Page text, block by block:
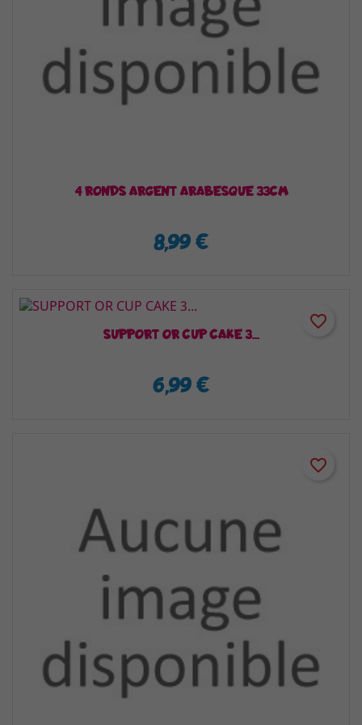
4 RONDS ARGENT ARABESQUE 33CM
8,99 €
SUPPORT OR CUP CAKE 3...
6,99 €
favorite_border
favorite_border